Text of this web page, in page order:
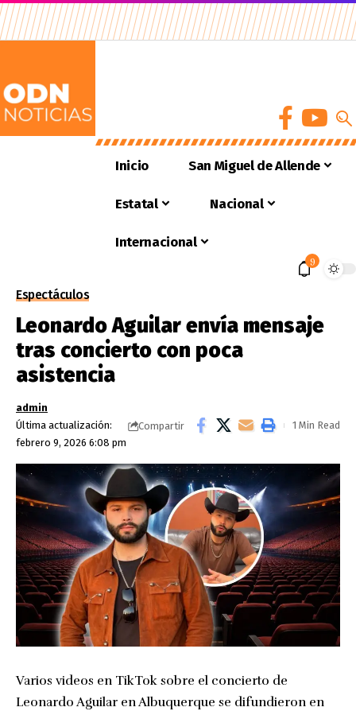
Inicio San Miguel de Allende
Estatal Nacional
Internacional
9
Espectáculos
Leonardo Aguilar envía mensaje
tras concierto con poca
asistencia
Última actualización:
febrero 9, 2026 6:08 pm
admin
Compartir
1 Min Read
Varios videos en TikTok sobre el concierto de
Leonardo Aguilar en Albuquerque se difundieron en